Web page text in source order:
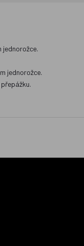
jednorožce.
jednorožce.